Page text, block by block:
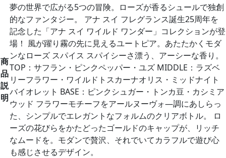
商
品
説
明
夢の世界で広がる5つの冒険。ローズが香るシュールで独創
的なファンタジー。 アナ スイ フレグランス誕生25周年を
記念した「アナ スイ ワイルド ワンダー」コレクションが登
場！ 風が躍り霧の先に見えるユートピア。あたたかくモダ
ンなローズ スパイス スパイシーさ漂う、アーシーな香り。
TOP：サフラン・ピンクペッパー・ユズ MIDDLE：ラズベ
リーフラワー・ワイルドトスカーナオリス・ミッドナイト
バイオレット BASE：ピンクシュガー・トンカ豆・カシミア
ウッド フラワーモチーフをアールヌーヴォ―調にあしらっ
た、シンプルでエレガントなフォルムのクリアボトル。 ロ
ーズの花びらをかたどったゴールドのキャップが、リッチ
なムードを。モダンで贅沢、それでいてカラフルで遊び心
も感じさせるデザイン。